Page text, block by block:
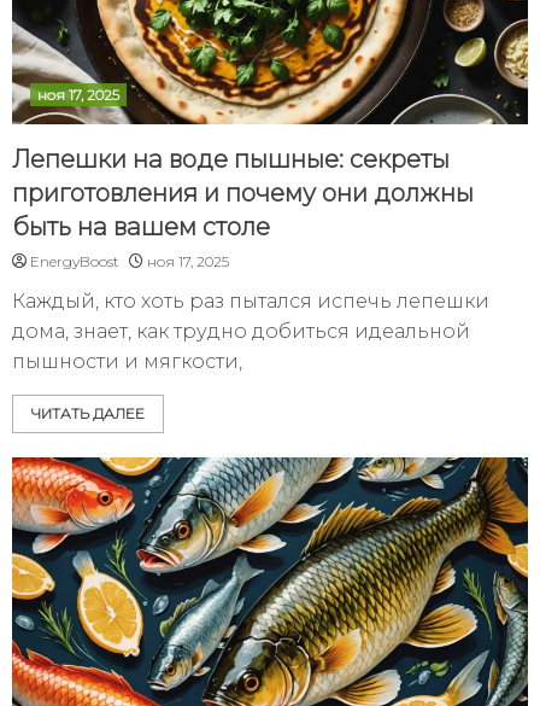
ноя 17, 2025
Лепешки на воде пышные: секреты
приготовления и почему они должны
быть на вашем столе
EnergyBoost ноя 17, 2025
Каждый, кто хоть раз пытался испечь лепешки
дома, знает, как трудно добиться идеальной
пышности и мягкости,
ЧИТАТЬ ДАЛЕЕ